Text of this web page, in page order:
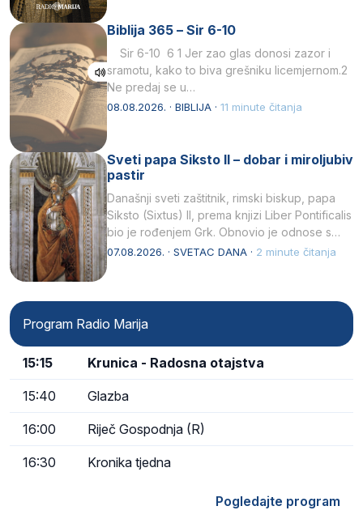
Biblija 365 – Sir 6-10
Sir 6-10 6 1 Jer zao glas donosi zazor i
sramotu, kako to biva grešniku licemjernom.2
Ne predaj se u…
08.08.2026. · BIBLIJA · 11 minute čitanja
Sveti papa Siksto II – dobar i miroljubiv
pastir
Današnji sveti zaštitnik, rimski biskup, papa
Siksto (Sixtus) II, prema knjizi Liber Pontificalis
bio je rođenjem Grk. Obnovio je odnose s
afričkim…
07.08.2026. · SVETAC DANA · 2 minute čitanja
Program Radio Marija
15:15 Krunica - Radosna otajstva
15:40 Glazba
16:00 Riječ Gospodnja (R)
16:30 Kronika tjedna
Pogledajte program